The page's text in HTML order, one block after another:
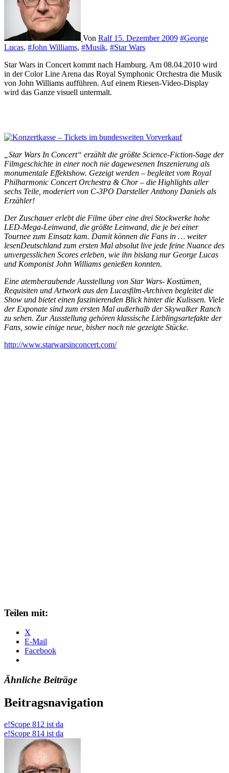
Von Ralf 15. Dezember 2009 #George
Lucas, #John Williams, #Musik, #Star Wars
Star Wars in Concert kommt nach Hamburg. Am 08.04.2010 wird
in der Color Line Arena das Royal Symphonic Orchestra die Musik
von John Williams aufführen. Auf einem Riesen-Video-Display
wird das Ganze visuell untermalt.
„Star Wars In Concert“ erzählt die größte Science-Fiction-Sage der
Filmgeschichte in einer noch nie dagewesenen Inszenierung als
monumentale Effektshow. Gezeigt werden – begleitet vom Royal
Philharmonic Concert Orchestra & Chor – die Highlights aller
sechs Teile, moderiert von C-3PO Darsteller Anthony Daniels als
Erzähler!
Der Zuschauer erlebt die Filme über eine drei Stockwerke hohe
LED-Mega-Leinwand, die größte Leinwand, die je bei einer
Tournee zum Einsatz kam. Damit können die Fans in … weiter
lesenDeutschland zum ersten Mal absolut live jede feine Nuance des
unvergesslichen Scores erleben, wie ihn bislang nur George Lucas
und Komponist John Williams genießen konnten.
Eine atemberaubende Ausstellung von Star Wars- Kostümen,
Requisiten und Artwork aus den Lucasfilm-Archiven begleitet die
Show und bietet einen faszinierenden Blick hinter die Kulissen. Viele
der Exponate sind zum ersten Mal außerhalb der Skywalker Ranch
zu sehen. Zur Ausstellung gehören klassische Lieblingsartefakte der
Fans, sowie einige neue, bisher noch nie gezeigte Stücke.
http://www.starwarsinconcert.com/
Teilen mit:
X
E-Mail
Facebook
Ähnliche Beiträge
Beitragsnavigation
e!Scope 812 ist da
e!Scope 814 ist da